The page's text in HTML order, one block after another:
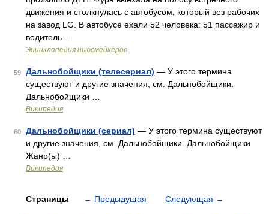
движения и столкнулась с автобусом, который вез рабочих
на завод LG. В автобусе ехали 52 человека: 51 пассажир и
водитель …
Энциклопедия ньюсмейкеров
59 Дальнобойщики (телесериал) — У этого термина
существуют и другие значения, см. Дальнобойщики.
Дальнобойщики …
Википедия
60 Дальнобойщики (сериал) — У этого термина существуют
и другие значения, см. Дальнобойщики. Дальнобойщики
Жанр(ы) …
Википедия
Страницы ← Предыдущая Следующая →